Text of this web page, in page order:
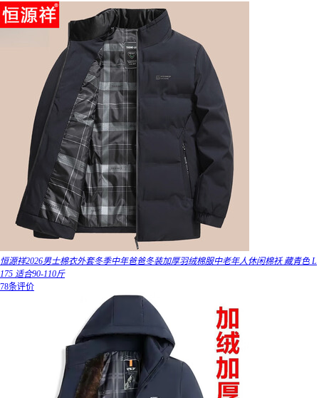
恒源祥2026男士棉衣外套冬季中年爸爸冬装加厚羽绒棉服中老年人休闲棉袄 藏青色 L
175 适合90-110斤
78条评价